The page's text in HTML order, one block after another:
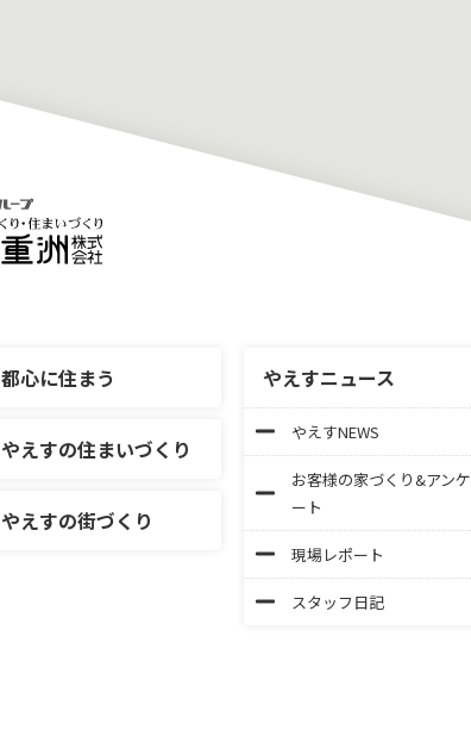
都心に住まう
やえすの住まいづくり
やえすの街づくり
やえすニュース
やえすNEWS
お客様の家づくり&アンケ
ート
現場レポート
スタッフ日記